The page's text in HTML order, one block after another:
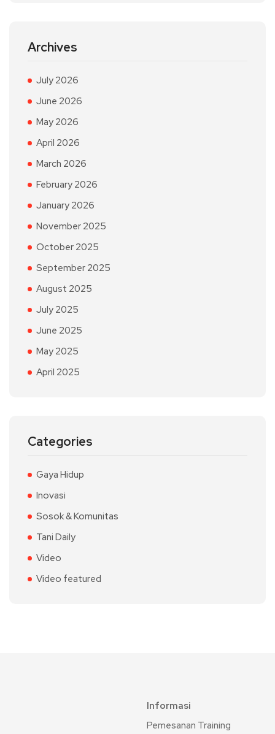
Archives
July 2026
June 2026
May 2026
April 2026
March 2026
February 2026
January 2026
November 2025
October 2025
September 2025
August 2025
July 2025
June 2025
May 2025
April 2025
Categories
Gaya Hidup
Inovasi
Sosok & Komunitas
Tani Daily
Video
Video featured
Informasi
Pemesanan Training